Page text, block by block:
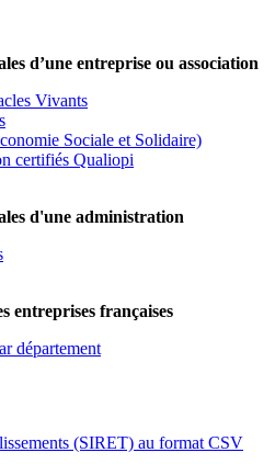
d’une entreprise ou association
Vivants
Sociale et Solidaire)
certifiés Qualiopi
d'une administration
entreprises françaises
département
(SIRET) au format CSV